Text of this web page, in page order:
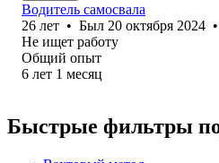
Водитель самосвала
26 лет • Был 20 октября 2024 •
Не ищет работу
Общий опыт
6 лет 1 месяц
Быстрые фильтры